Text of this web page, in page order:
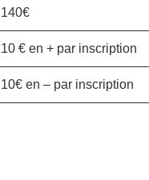
140€
10 € en + par inscription
10€ en – par inscription